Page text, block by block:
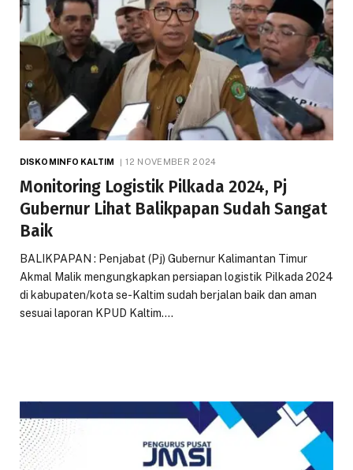
DISKOMINFO KALTIM 12 NOVEMBER 2024
Monitoring Logistik Pilkada 2024, Pj
Gubernur Lihat Balikpapan Sudah Sangat
Baik
BALIKPAPAN : Penjabat (Pj) Gubernur Kalimantan Timur
Akmal Malik mengungkapkan persiapan logistik Pilkada 2024
di kabupaten/kota se-Kaltim sudah berjalan baik dan aman
sesuai laporan KPUD Kaltim.…